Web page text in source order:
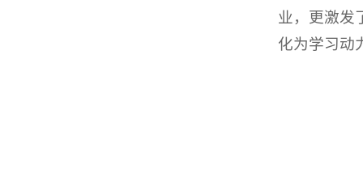
业，更激发
化为学习动